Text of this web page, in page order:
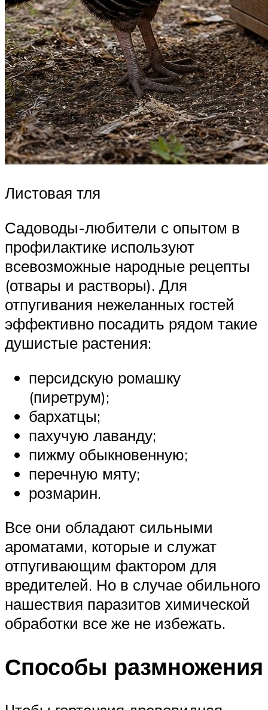
Листовая тля
Садоводы-любители с опытом в
профилактике используют
всевозможные народные рецепты
(отвары и растворы). Для
отпугивания нежеланных гостей
эффективно посадить рядом такие
душистые растения:
персидскую ромашку
(пиретрум);
бархатцы;
пахучую лаванду;
пижму обыкновенную;
перечную мяту;
розмарин.
Все они обладают сильными
ароматами, которые и служат
отпугивающим фактором для
вредителей. Но в случае обильного
нашествия паразитов химической
обработки все же не избежать.
Способы размножения